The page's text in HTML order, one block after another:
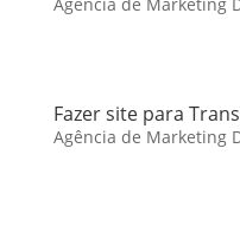
Fazer site para
Agência de Marketing